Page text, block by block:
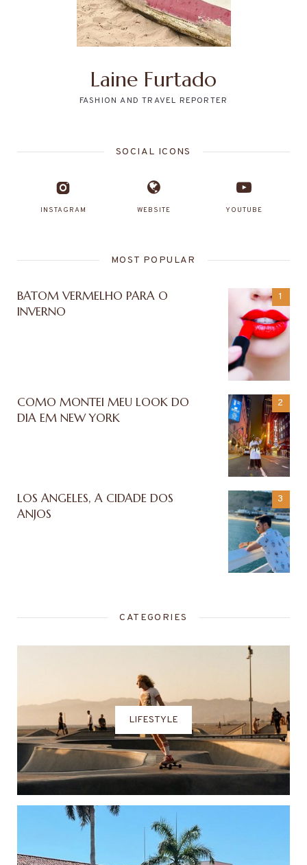
Laine Furtado
FASHION AND TRAVEL REPORTER
SOCIAL ICONS
INSTAGRAM WEBSITE YOUTUBE
MOST POPULAR
BATOM VERMELHO PARA O
INVERNO
COMO MONTEI MEU LOOK DO
DIA EM NEW YORK
LOS ANGELES, A CIDADE DOS
ANJOS
CATEGORIES
LIFESTYLE